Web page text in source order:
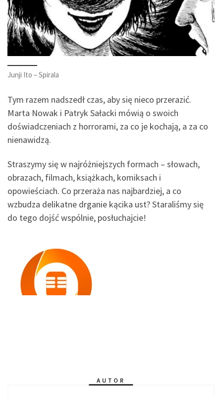
Junji Ito – Spirala
Tym razem nadszedł czas, aby się nieco przerazić.
Marta Nowak i Patryk Sałacki mówią o swoich
doświadczeniach z horrorami, za co je kochają, a za co
nienawidzą.
Straszymy się w najróżniejszych formach – słowach,
obrazach, filmach, książkach, komiksach i
opowieściach. Co przeraża nas najbardziej, a co
wzbudza delikatne drganie kącika ust? Staraliśmy się
do tego dojść wspólnie, posłuchajcie!
AUTOR